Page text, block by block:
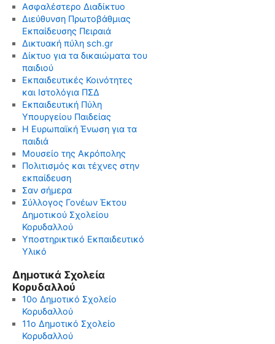
Ασφαλέστερο Διαδίκτυο
Διεύθυνση Πρωτοβάθμιας
Εκπαίδευσης Πειραιά
Δικτυακή πύλη sch.gr
Δίκτυο για τα δικαιώματα του
παιδιού
Εκπαιδευτικές Κοινότητες
και Ιστολόγια ΠΣΔ
Εκπαιδευτική Πύλη
Υπουργείου Παιδείας
Η Ευρωπαϊκή Ένωση για τα
παιδιά
Μουσείο της Ακρόπολης
Πολιτισμός και τέχνες στην
εκπαίδευση
Σαν σήμερα
Σύλλογος Γονέων Έκτου
Δημοτικού Σχολείου
Κορυδαλλού
Υποστηρικτικό Εκπαιδευτικό
Υλικό
Δημοτικά Σχολεία
Κορυδαλλού
10ο Δημοτικό Σχολείο
Κορυδαλλού
11ο Δημοτικό Σχολείο
Κορυδαλλού